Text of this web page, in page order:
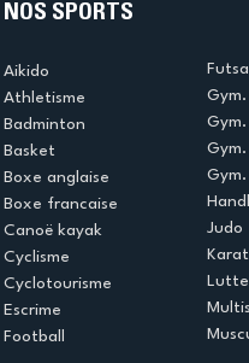
NOS SPORTS
Aikido
Athletisme
Badminton
Basket
Boxe anglaise
Boxe francaise
Canoë kayak
Cyclisme
Cyclotourisme
Escrime
Football
Judo
Lutte